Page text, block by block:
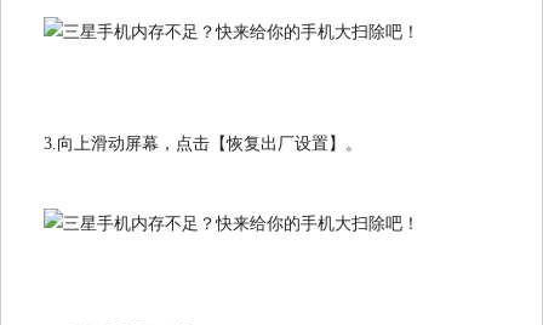
3.向上滑动屏幕，点击【恢复出厂设置】。